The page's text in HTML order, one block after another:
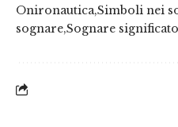
Onironautica Simboli nei
sognare Sognare significato